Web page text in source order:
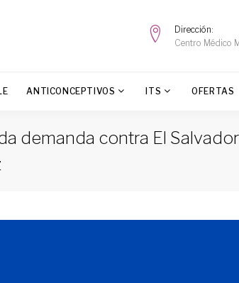
Dirección
Centro Médico
ANTICONCEPTIVOS ITS OFERTAS
demanda contra El